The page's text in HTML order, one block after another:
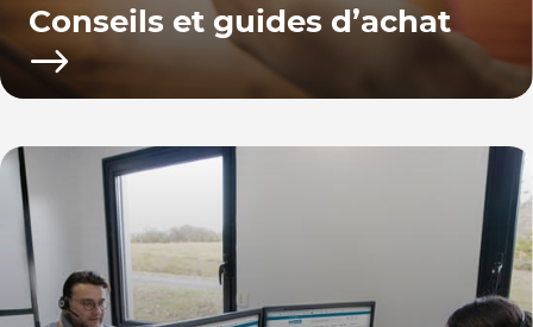
Conseils et guides d’achat